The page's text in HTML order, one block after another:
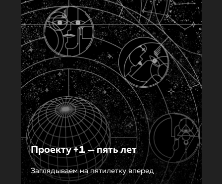
Проекту +1 — пять лет
Заглядываем на пятилетку вперед